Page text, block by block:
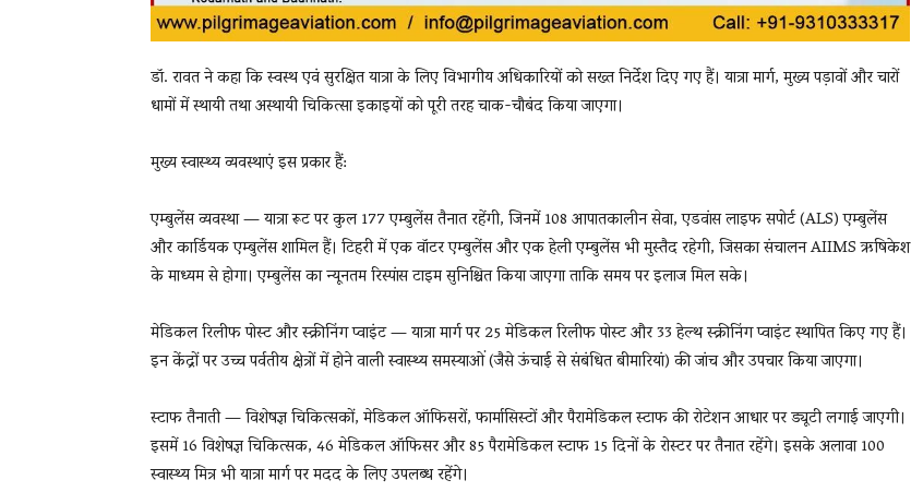
डॉ. रावत ने कहा कि स्वस्थ एवं सुरक्षित यात्रा के लिए विभागीय अधिकारियों को सख्त निर्देश दिए गए हैं। यात्रा मार्ग, मुख्य पड़ावों और चारों
धामों में स्थायी तथा अस्थायी चिकित्सा इकाइयों को पूरी तरह चाक-चौबंद किया जाएगा।
मुख्य स्वास्थ्य व्यवस्थाएं इस प्रकार हैं:
एम्बुलेंस व्यवस्था — यात्रा रूट पर कुल 177 एम्बुलेंस तैनात रहेंगी, जिनमें 108 आपातकालीन सेवा, एडवांस लाइफ सपोर्ट (ALS) एम्बुलेंस
और कार्डियक एम्बुलेंस शामिल हैं। टिहरी में एक वॉटर एम्बुलेंस और एक हेली एम्बुलेंस भी मुस्तैद रहेगी, जिसका संचालन AIIMS ऋषिकेश
के माध्यम से होगा। एम्बुलेंस का न्यूनतम रिस्पांस टाइम सुनिश्चित किया जाएगा ताकि समय पर इलाज मिल सके।
मेडिकल रिलीफ पोस्ट और स्क्रीनिंग प्वाइंट — यात्रा मार्ग पर 25 मेडिकल रिलीफ पोस्ट और 33 हेल्थ स्क्रीनिंग प्वाइंट स्थापित किए गए हैं।
इन केंद्रों पर उच्च पर्वतीय क्षेत्रों में होने वाली स्वास्थ्य समस्याओं (जैसे ऊंचाई से संबंधित बीमारियां) की जांच और उपचार किया जाएगा।
स्टाफ तैनाती — विशेषज्ञ चिकित्सकों, मेडिकल ऑफिसरों, फार्मासिस्टों और पैरामेडिकल स्टाफ की रोटेशन आधार पर ड्यूटी लगाई जाएगी।
इसमें 16 विशेषज्ञ चिकित्सक, 46 मेडिकल ऑफिसर और 85 पैरामेडिकल स्टाफ 15 दिनों के रोस्टर पर तैनात रहेंगे। इसके अलावा 100
स्वास्थ्य मित्र भी यात्रा मार्ग पर मदद के लिए उपलब्ध रहेंगे।